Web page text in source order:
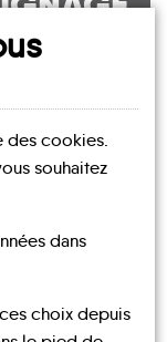
?
des cookies.
souhaitez
dans
choix depuis